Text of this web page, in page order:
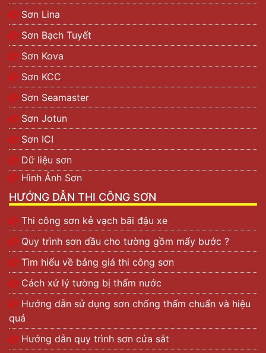
Sơn Lina
Sơn Bạch Tuyết
Sơn Kova
Sơn KCC
Sơn Seamaster
Sơn Jotun
Sơn ICI
Dữ liệu sơn
Hình Ảnh Sơn
HƯỚNG DẪN THI CÔNG SƠN
Thi công sơn kẻ vạch bãi đậu xe
Quy trình sơn dầu cho tường gồm mấy bước ?
Tìm hiểu về bảng giá thi công sơn
Cách xử lý tường bị thấm nước
Hướng dẫn sử dụng sơn chống thấm chuẩn và hiệu
quả
Hướng dẫn quy trình sơn cửa sắt